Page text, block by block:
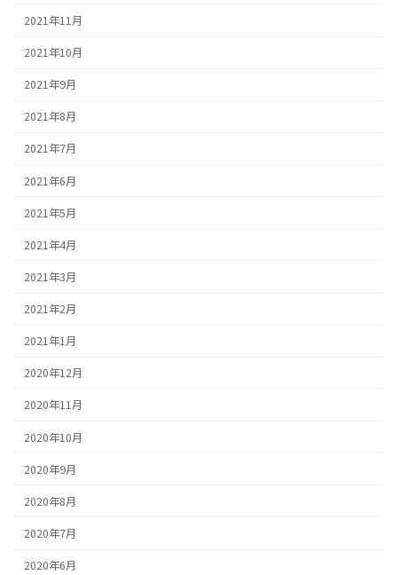
2021年11月
2021年10月
2021年9月
2021年8月
2021年7月
2021年6月
2021年5月
2021年4月
2021年3月
2021年2月
2021年1月
2020年12月
2020年11月
2020年10月
2020年9月
2020年8月
2020年7月
2020年6月